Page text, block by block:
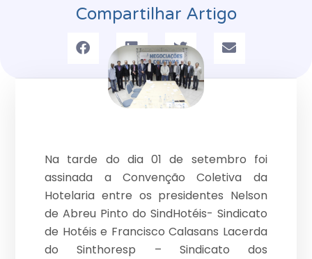
Compartilhar Artigo
Na tarde do dia 01 de setembro foi
assinada a Convenção Coletiva da
Hotelaria entre os presidentes Nelson
de Abreu Pinto do SindHotéis- Sindicato
de Hotéis e Francisco Calasans Lacerda
do Sinthoresp – Sindicato dos